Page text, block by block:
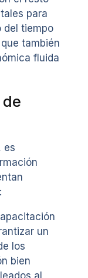
para
del tiempo
también
fluida
es
un
los
bien